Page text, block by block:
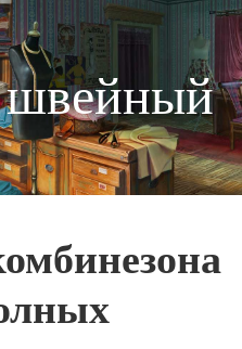
швейный